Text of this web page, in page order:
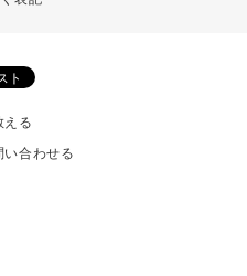
える
合わせる